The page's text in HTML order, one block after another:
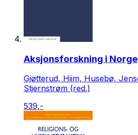
Aksjonsforskning i Norge
Gjøtterud, Hiim, Husebø,
Stjernstrøm (red.)
539,-